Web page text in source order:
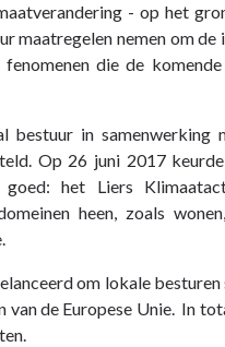
- op het
maatregelen nemen om
die de
in samenwerking
Op 26 juni 2017
goed: het Liers
heen, zoals
om lokale
de Europese Unie. In